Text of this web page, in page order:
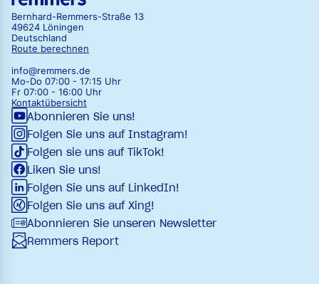
Bernhard-Remmers-Straße 13
49624 Löningen
Deutschland
Route berechnen
info@remmers.de
Mo-Do 07:00 - 17:15 Uhr
Fr 07:00 - 16:00 Uhr
Kontaktübersicht
Abonnieren Sie uns!
Folgen Sie uns auf Instagram!
Folgen sie uns auf TikTok!
Liken Sie uns!
Folgen Sie uns auf LinkedIn!
Folgen Sie uns auf Xing!
Abonnieren Sie unseren Newsletter
Remmers Report